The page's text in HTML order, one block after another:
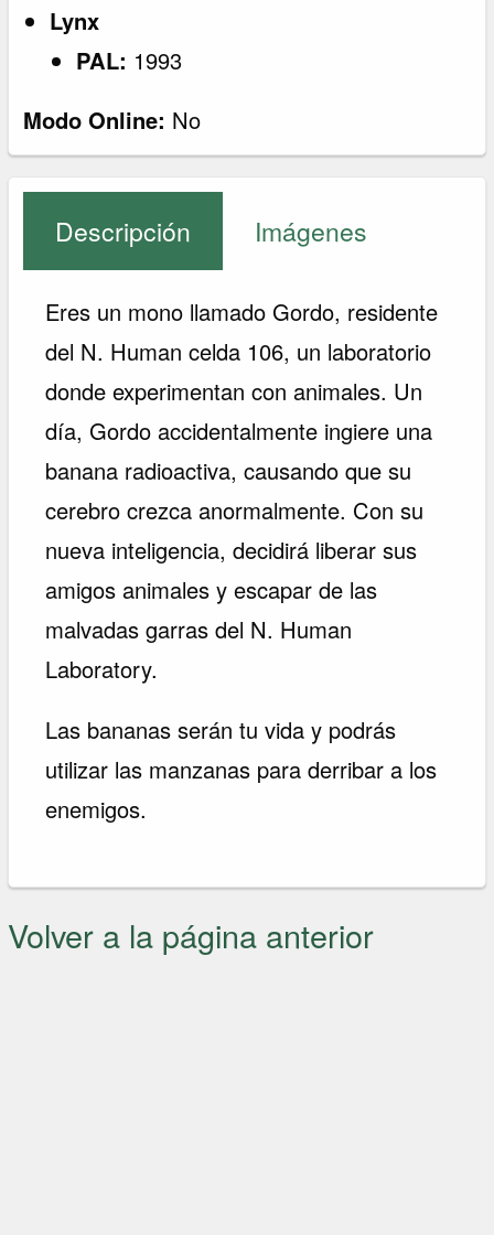
Lynx
PAL: 1993
Modo Online: No
Descripción Imágenes
Eres un mono llamado Gordo, residente
del N. Human celda 106, un laboratorio
donde experimentan con animales. Un
día, Gordo accidentalmente ingiere una
banana radioactiva, causando que su
cerebro crezca anormalmente. Con su
nueva inteligencia, decidirá liberar sus
amigos animales y escapar de las
malvadas garras del N. Human
Laboratory.
Las bananas serán tu vida y podrás
utilizar las manzanas para derribar a los
enemigos.
Volver a la página anterior